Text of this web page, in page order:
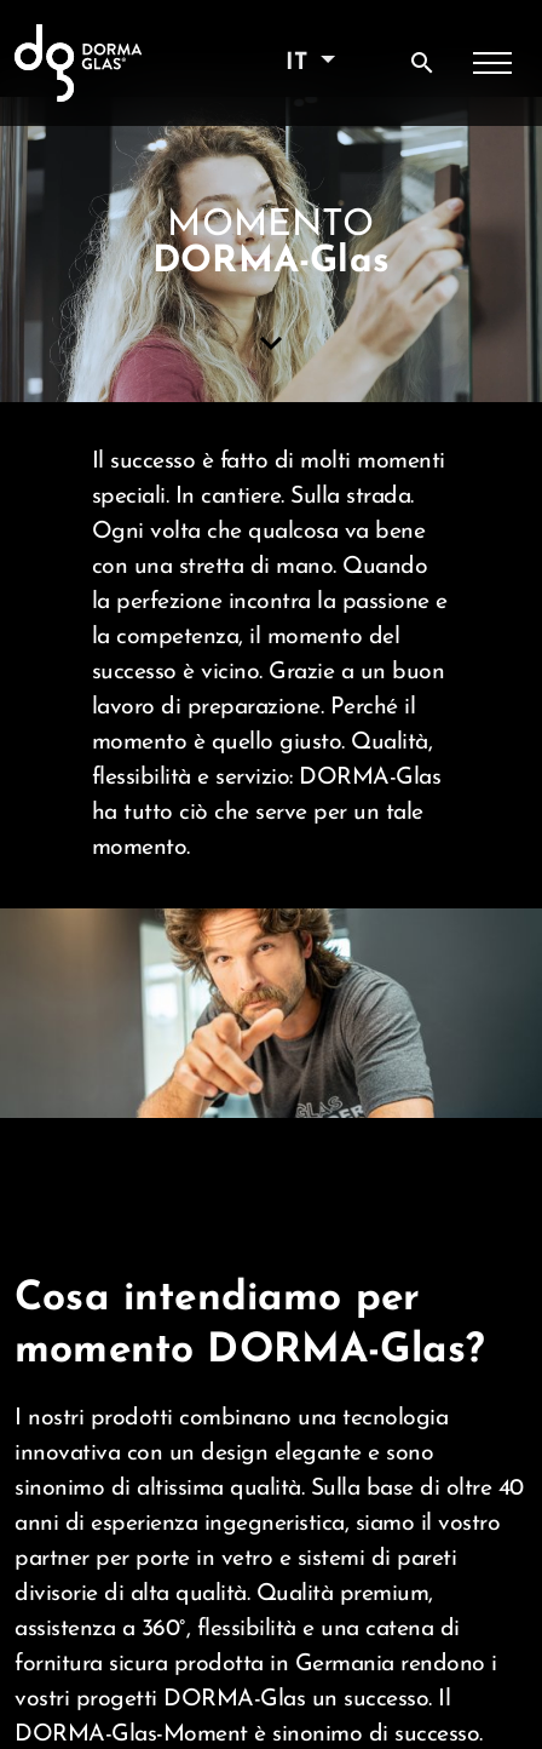
IT search
MOMENTO
DORMA-Glas
keyboard_arrow_down
Il successo è fatto di molti momenti
speciali. In cantiere. Sulla strada.
Ogni volta che qualcosa va bene
con una stretta di mano. Quando
la perfezione incontra la passione e
la competenza, il momento del
successo è vicino. Grazie a un buon
lavoro di preparazione. Perché il
momento è quello giusto. Qualità,
flessibilità e servizio: DORMA-Glas
ha tutto ciò che serve per un tale
momento.
Cosa intendiamo per
momento DORMA-Glas?
I nostri prodotti combinano una tecnologia
innovativa con un design elegante e sono
sinonimo di altissima qualità. Sulla base di oltre 40
anni di esperienza ingegneristica, siamo il vostro
partner per porte in vetro e sistemi di pareti
divisorie di alta qualità. Qualità premium,
assistenza a 360°, flessibilità e una catena di
fornitura sicura prodotta in Germania rendono i
vostri progetti DORMA-Glas un successo. Il
DORMA-Glas-Moment è sinonimo di successo.